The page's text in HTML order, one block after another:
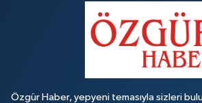
Özgür Haber, yepyeni temasıyla sizleri